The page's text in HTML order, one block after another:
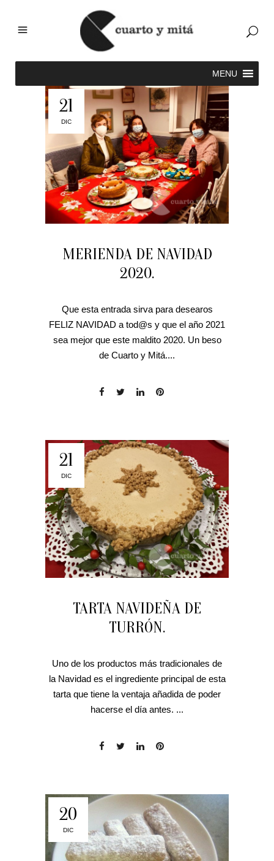
21
DIC
MERIENDA DE NAVIDAD
2020.
Que esta entrada sirva para desearos
FELIZ NAVIDAD a tod@s y que el año 2021
sea mejor que este maldito 2020. Un beso
de Cuarto y Mitá....
21
DIC
TARTA NAVIDEÑA DE
TURRÓN.
Uno de los productos más tradicionales de
la Navidad es el ingrediente principal de esta
tarta que tiene la ventaja añadida de poder
hacerse el día antes. ...
20
DIC